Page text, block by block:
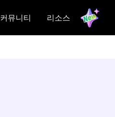
커뮤니티 리소스